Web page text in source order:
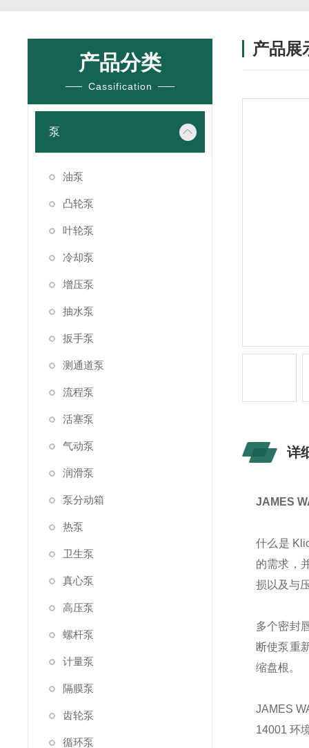
产品分类
Cassification
泵
油泵
凸轮泵
叶轮泵
冷却泵
增压泵
抽水泵
扳手泵
测通道泵
流程泵
活塞泵
气动泵
润滑泵
泵分动箱
热泵
卫生泵
真心泵
高压泵
螺杆泵
计量泵
隔膜泵
齿轮泵
循环泵
产品展
详
JAMES
什么是
的需求，
损以及与
多个密封
断使泵重
缩盘根。
JAMES
14001 环